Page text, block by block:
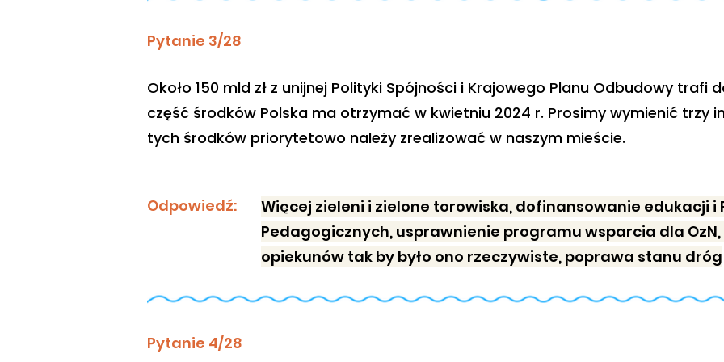
Pytanie 3/28
Około 150 mld zł z unijnej Polityki Spójności i Krajowego Planu Odbudowy trafi
część środków Polska ma otrzymać w kwietniu 2024 r. Prosimy wymienić trzy
tych środków priorytetowo należy zrealizować w naszym mieście.
Odpowiedź:
Więcej zieleni i zielone torowiska, dofinansowanie edukacji i
Pedagogicznych, usprawnienie programu wsparcia dla
opiekunów tak by było ono rzeczywiste, poprawa stanu dróg
Pytanie 4/28